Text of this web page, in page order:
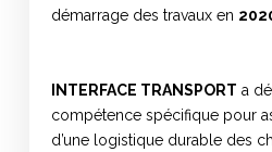
démarrage des travaux en
INTERFACE TRANSPORT a
compétence spécifique pour
d’une logistique durable des